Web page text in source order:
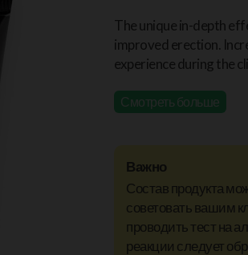
The unique in-depth
improved erection.
experience during the
Смотреть больше
Важно
Состав продукта
советовать вашим
проводить тест на
реакции следует